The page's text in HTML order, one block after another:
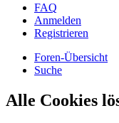
FAQ
Anmelden
Registrieren
Foren-Übersicht
Suche
Alle Cookies